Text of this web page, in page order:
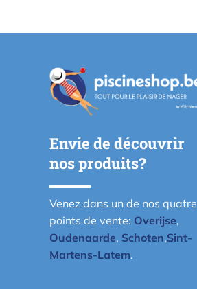
Envie de découvrir
nos produits?
Venez dans un de nos quatre
points de vente: Overijse,
Oudenaarde, Schoten,Sint-
Martens-Latem.